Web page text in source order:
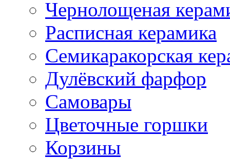
Чернолощеная
Расписная керамика
Семикаракорская
Дулёвский фарфор
Самовары
Цветочные горшки
Корзины